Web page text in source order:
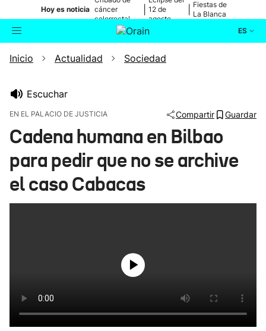
Hoy es noticia cáncer
colorrectal
12 de
agosto
Fiestas de
La Blanca
ES
Buscador Actualidad
Ikusmiran
Eguraldia
Inicio Actualidad Sociedad
Escuchar
EN EL PALACIO DE JUSTICIA Compartir Guardar
Cadena humana en Bilbao
para pedir que no se archive
el caso Cabacas